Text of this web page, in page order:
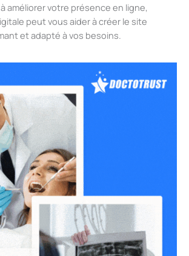
améliorer votre présence en ligne,
peut vous aider à créer le site
et adapté à vos besoins.